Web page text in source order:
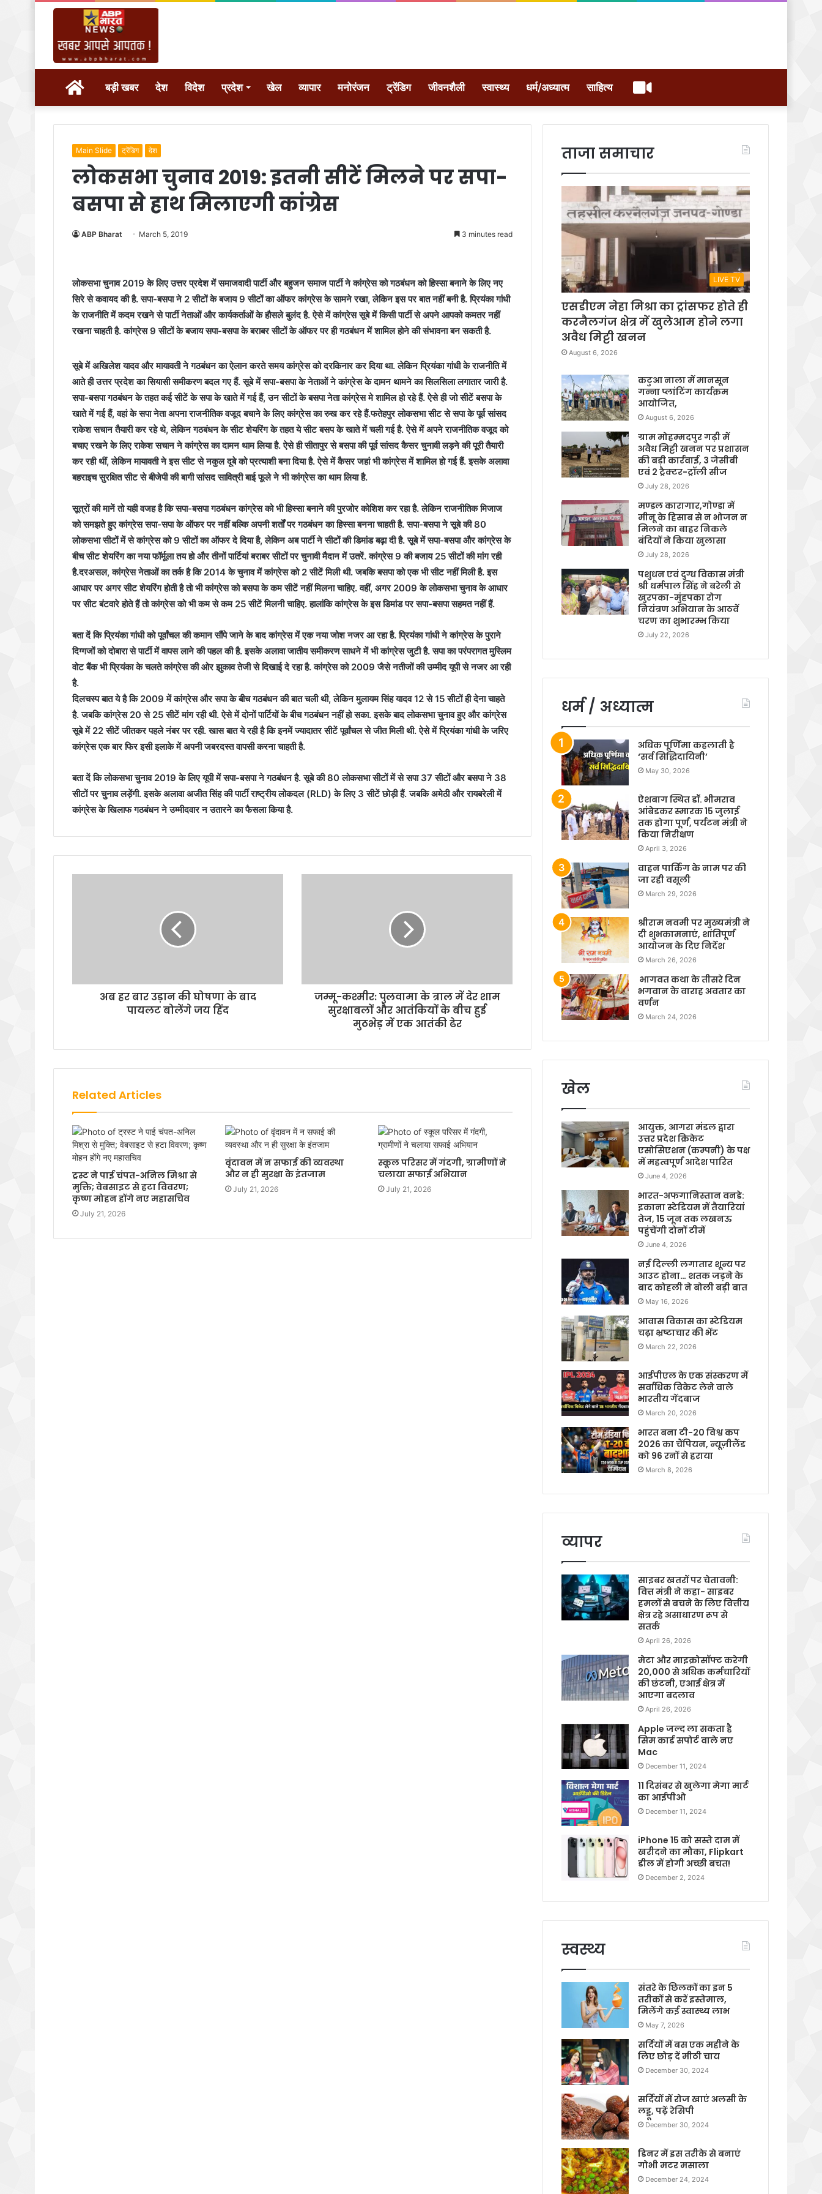
होम बड़ी खबर देश विदेश प्रदेश खेल व्यापार मनोरंजन ट्रेंडिग जीवनशैली स्वास्थ्य धर्म/अध्यात्म साहित्य वीडियो
Main Slide ट्रेंडिग देश
लोकसभा चुनाव 2019: इतनी सीटें मिलने पर सपा-
बसपा से हाथ मिलाएगी कांग्रेस
ABP Bharat March 5, 2019 3 minutes read
लोकसभा चुनाव 2019 के लिए उत्तर प्रदेश में समाजवादी पार्टी और बहुजन समाज पार्टी ने कांग्रेस को गठबंधन को हिस्सा बनाने के लिए नए
सिरे से कवायद की है. सपा-बसपा ने 2 सीटों के बजाय 9 सीटों का ऑफर कांग्रेस के सामने रखा, लेकिन इस पर बात नहीं बनी है. प्रियंका गांधी
के राजनीति में कदम रखने से पार्टी नेताओं और कार्यकर्ताओं के हौसले बुलंद है. ऐसे में कांग्रेस सूबे में किसी पार्टी से अपने आपको कमतर नहीं
रखना चाहती है. कांग्रेस 9 सीटों के बजाय सपा-बसपा के बराबर सीटों के ऑफर पर ही गठबंधन में शामिल होने की संभावना बन सकती है.
सूबे में अखिलेश यादव और मायावती ने गठबंधन का ऐलान करते समय कांग्रेस को दरकिनार कर दिया था. लेकिन प्रियंका गांधी के राजनीति में
आते ही उत्तर प्रदेश का सियासी समीकरण बदल गए हैं. सूबे में सपा-बसपा के नेताओं ने कांग्रेस के दामन थामने का सिलसिला लगातार जारी है.
सपा-बसपा गठबंधन के तहत कई सीटें के सपा के खाते में गई हैं, उन सीटों के बसपा नेता कांग्रेस मे शामिल हो रहे हैं. ऐसे ही जो सीटें बसपा के
खाते में गई हैं, वहां के सपा नेता अपना राजनीतिक वजूद बचाने के लिए कांग्रेस का रुख कर रहे हैं.फतेहपुर लोकसभा सीट से सपा के पूर्व सांसद
राकेश सचान तैयारी कर रहे थे, लेकिन गठबंधन के सीट शेयरिंग के तहत ये सीट बसप के खाते में चली गई है. ऐसे में अपने राजनीतिक वजूद को
बचाए रखने के लिए राकेश सचान ने कांग्रेस का दामन थाम लिया है. ऐसे ही सीतापुर से बसपा की पूर्व सांसद कैसर चुनावी लड़ने की पूरी तैयारी
कर रही थीं, लेकिन मायावती ने इस सीट से नकुल दूबे को प्रत्याशी बना दिया है. ऐसे में कैसर जहां भी कांग्रेस में शामिल हो गई हैं. इसके अलावा
बहराइच सुरक्षित सीट से बीजेपी की बागी सांसद सावित्री बाई फूले ने भी कांग्रेस का थाम लिया है.
सूत्रों की मानें तो यही वजह है कि सपा-बसपा गठबंधन कांग्रेस को भी हिस्सा बनाने की पुरजोर कोशिश कर रहा है. लेकिन राजनीतिक मिजाज
को समझते हुए कांग्रेस सपा-सपा के ऑफर पर नहीं बल्कि अपनी शर्तों पर गठबंधन का हिस्सा बनना चाहती है. सपा-बसपा ने सूबे की 80
लोकसभा सीटों में से कांग्रेस को 9 सीटों का ऑफर दे दिया है, लेकिन अब पार्टी ने सीटों की डिमांड बढ़ा दी है. सूबे में सपा-बसपा और कांग्रेस के
बीच सीट शेयरिंग का नया फॉर्मूला तय हो और तीनों पार्टियां बराबर सीटों पर चुनावी मैदान में उतरें. कांग्रेस 9 की बजाय 25 सीटों की मांग रही
है.दरअसल, कांग्रेस नेताओं का तर्क है कि 2014 के चुनाव में कांग्रेस को 2 सीटें मिली थी. जबकि बसपा को एक भी सीट नहीं मिली है. इस
आधार पर अगर सीट शेयरिंग होती है तो भी कांग्रेस को बसपा के कम सीटें नहीं मिलना चाहिए. वहीं, अगर 2009 के लोकसभा चुनाव के आधार
पर सीट बंटवारे होते हैं तो कांग्रेस को भी कम से कम 25 सीटें मिलनी चाहिए. हालांकि कांग्रेस के इस डिमांड पर सपा-बसपा सहमत नहीं हैं.
बता दें कि प्रियंका गांधी को पूर्वांचल की कमान सौंपे जाने के बाद कांग्रेस में एक नया जोश नजर आ रहा है. प्रियंका गांधी ने कांग्रेस के पुराने
दिग्गजों को दोबारा से पार्टी में वापस लाने की पहल की है. इसके अलावा जातीय समीकरण साधने में भी कांग्रेस जुटी है. सपा का परंपरागत मुस्लिम
वोट बैंक भी प्रियंका के चलते कांग्रेस की ओर झुकाव तेजी से दिखाई दे रहा है. कांग्रेस को 2009 जैसे नतीजों की उम्मीद यूपी से नजर आ रही
है.
दिलचस्प बात ये है कि 2009 में कांग्रेस और सपा के बीच गठबंधन की बात चली थी, लेकिन मुलायम सिंह यादव 12 से 15 सीटों ही देना चाहते
है. जबकि कांग्रेस 20 से 25 सीटें मांग रही थी. ऐसे में दोनों पार्टियों के बीच गठबंधन नहीं हो सका. इसके बाद लोकसभा चुनाव हुए और कांग्रेस
सूबे में 22 सीटें जीतकर पहले नंबर पर रही. खास बात ये रही है कि इनमें ज्यादातर सीटें पूर्वांचल से जीत मिली थी. ऐसे में प्रियंका गांधी के जरिए
कांग्रेस एक बार फिर इसी इलाके में अपनी जबरदस्त वापसी करना चाहती है.
बता दें कि लोकसभा चुनाव 2019 के लिए यूपी में सपा-बसपा ने गठबंधन है. सूबे की 80 लोकसभा सीटों में से सपा 37 सीटों और बसपा ने 38
सीटों पर चुनाव लड़ेंगी. इसके अलावा अजीत सिंह की पार्टी राष्ट्रीय लोकदल (RLD) के लिए 3 सीटें छोड़ी हैं. जबकि अमेठी और रायबरेली में
कांग्रेस के खिलाफ गठबंधन ने उम्मीदवार न उतारने का फैसला किया है.
अब हर बार उड़ान की घोषणा के बाद
पायलट बोलेंगे जय हिंद
जम्मू-कश्मीर: पुलवामा के त्राल में देर शाम
सुरक्षाबलों और आतंकियों के बीच हुई
मुठभेड़ में एक आतंकी ढेर
Related Articles
ट्रस्ट ने पाई चंपत-अनिल मिश्रा से
मुक्ति; वेबसाइट से हटा विवरण;
कृष्ण मोहन होंगे नए महासचिव
July 21, 2026
वृंदावन में न सफाई की व्यवस्था
और न ही सुरक्षा के इंतजाम
July 21, 2026
स्कूल परिसर में गंदगी, ग्रामीणों ने
चलाया सफाई अभियान
July 21, 2026
ताजा समाचार
LIVE TV
एसडीएम नेहा मिश्रा का ट्रांसफर होते ही
करनैलगंज क्षेत्र में खुलेआम होने लगा
अवैध मिट्टी खनन
August 6, 2026
कटुआ नाला में मानसून
गन्ना प्लांटिंग कार्यक्रम
आयोजित,
August 6, 2026
ग्राम मोहम्मदपुर गढ़ी में
अवैध मिट्टी खनन पर प्रशासन
की बड़ी कार्रवाई, 3 जेसीबी
एवं 2 ट्रैक्टर-ट्रॉली सीज
July 28, 2026
मण्डल कारागार,गोण्डा में
मीनू के हिसाब से न भोजन न
मिलने का बाहर निकले
बंदियों ने किया खुलासा
July 28, 2026
पशुधन एवं दुग्ध विकास मंत्री
श्री धर्मपाल सिंह ने बरेली से
खुरपका-मुंहपका रोग
नियंत्रण अभियान के आठवें
चरण का शुभारम्भ किया
July 22, 2026
धर्म / अध्यात्म
अधिक पूर्णिमा कहलाती है
‘सर्व सिद्धिदायिनी’
May 30, 2026
ऐशबाग स्थित डॉ. भीमराव
आंबेडकर स्मारक 15 जुलाई
तक होगा पूर्ण, पर्यटन मंत्री ने
किया निरीक्षण
April 3, 2026
वाहन पार्किंग के नाम पर की
जा रही वसूली
March 29, 2026
श्रीराम नवमी पर मुख्यमंत्री ने
दी शुभकामनाएं, शांतिपूर्ण
आयोजन के दिए निर्देश
March 26, 2026
भागवत कथा के तीसरे दिन
भगवान के वाराह अवतार का
वर्णन
March 24, 2026
खेल
आयुक्त, आगरा मंडल द्वारा
उत्तर प्रदेश क्रिकेट
एसोसिएशन (कम्पनी) के पक्ष
में महत्वपूर्ण आदेश पारित
June 4, 2026
भारत-अफगानिस्तान वनडे:
इकाना स्टेडियम में तैयारियां
तेज, 15 जून तक लखनऊ
पहुंचेंगी दोनों टीमें
June 4, 2026
नई दिल्ली लगातार शून्य पर
आउट होना… शतक जड़ने के
बाद कोहली ने बोली बड़ी बात
May 16, 2026
आवास विकास का स्टेडियम
चढ़ा भ्रष्टाचार की भेंट
March 22, 2026
आईपीएल के एक संस्करण में
सर्वाधिक विकेट लेने वाले
भारतीय गेंदबाज
March 20, 2026
भारत बना टी-20 विश्व कप
2026 का चैंपियन, न्यूज़ीलैंड
को 96 रनों से हराया
March 8, 2026
व्यापर
साइबर खतरों पर चेतावनी:
वित्त मंत्री ने कहा- साइबर
हमलों से बचने के लिए वित्तीय
क्षेत्र रहे असाधारण रूप से
सतर्क
April 26, 2026
मेटा और माइक्रोसॉफ्ट करेगी
20,000 से अधिक कर्मचारियों
की छंटनी, एआई क्षेत्र में
आएगा बदलाव
April 26, 2026
Apple जल्द ला सकता है
सिम कार्ड सपोर्ट वाले नए
Mac
December 11, 2024
11 दिसंबर से खुलेगा मेगा मार्ट
का आईपीओ
December 11, 2024
iPhone 15 को सस्ते दाम में
खरीदने का मौका, Flipkart
डील में होगी अच्छी बचत!
December 2, 2024
स्वस्थ्य
संतरे के छिलकों का इन 5
तरीकों से करें इस्तेमाल,
मिलेंगे कई स्वास्थ्य लाभ
May 7, 2026
सर्दियों में बस एक महीने के
लिए छोड़ दें मीठी चाय
December 30, 2024
सर्दियों में रोज खाएं अलसी के
लड्डू, पढ़ें रेसिपी
December 30, 2024
डिनर में इस तरीके से बनाएं
गोभी मटर मसाला
December 24, 2024